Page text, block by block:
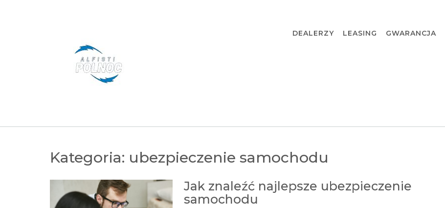
DEALERZY LEASING GWARANCJA
Kategoria: ubezpieczenie samochodu
Jak znaleźć najlepsze ubezpieczenie
samochodu